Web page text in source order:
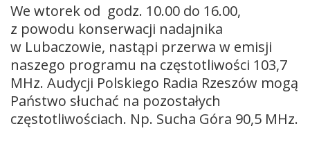
We wtorek od godz. 10.00 do 16.00,
z powodu konserwacji nadajnika
w Lubaczowie, nastąpi przerwa w emisji
naszego programu na częstotliwości 103,7
MHz. Audycji Polskiego Radia Rzeszów mogą
Państwo słuchać na pozostałych
częstotliwościach. Np. Sucha Góra 90,5 MHz.